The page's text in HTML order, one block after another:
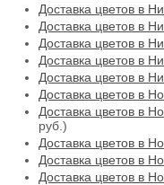
Доставка цветов в
Доставка цветов в
Доставка цветов в
Доставка цветов в
Доставка цветов в
Доставка цветов в
Доставка цветов в
руб.)
Доставка цветов в
Доставка цветов в
Доставка цветов в